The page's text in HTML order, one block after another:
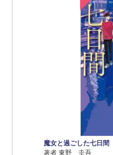
魔女と過ごした七日間
著者 東野 圭吾